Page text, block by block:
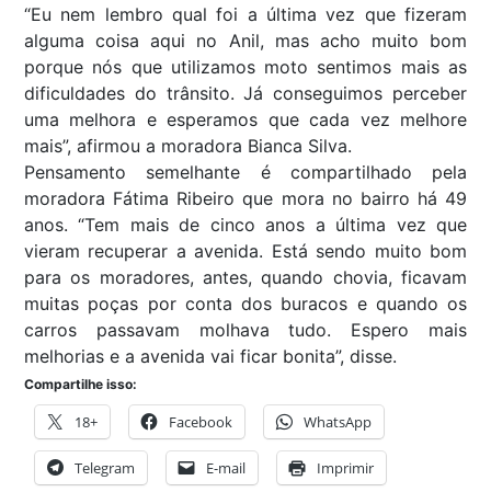
“Eu nem lembro qual foi a última vez que fizeram
alguma coisa aqui no Anil, mas acho muito bom
porque nós que utilizamos moto sentimos mais as
dificuldades do trânsito. Já conseguimos perceber
uma melhora e esperamos que cada vez melhore
mais”, afirmou a moradora Bianca Silva.
Pensamento semelhante é compartilhado pela
moradora Fátima Ribeiro que mora no bairro há 49
anos. “Tem mais de cinco anos a última vez que
vieram recuperar a avenida. Está sendo muito bom
para os moradores, antes, quando chovia, ficavam
muitas poças por conta dos buracos e quando os
carros passavam molhava tudo. Espero mais
melhorias e a avenida vai ficar bonita”, disse.
Compartilhe isso:
18+ Facebook WhatsApp
Telegram E-mail Imprimir